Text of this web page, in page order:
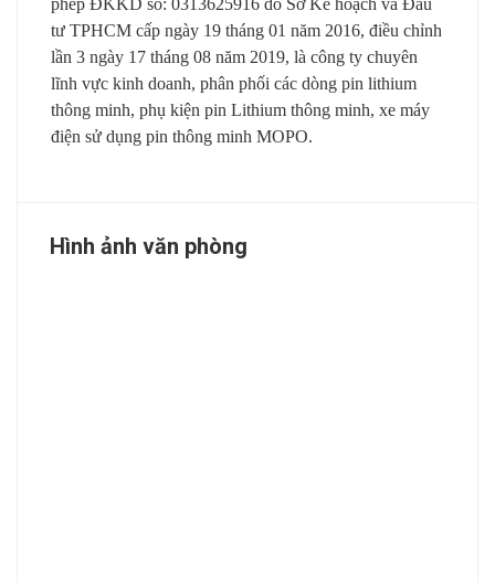
phép ĐKKD số: 0313625916 do Sở Kế hoạch và Đầu
tư TPHCM cấp ngày 19 tháng 01 năm 2016, điều chỉnh
lần 3 ngày 17 tháng 08 năm 2019, là công ty chuyên
lĩnh vực kinh doanh, phân phối các dòng pin lithium
thông minh, phụ kiện pin Lithium thông minh, xe máy
điện sử dụng pin thông minh MOPO.
Hình ảnh văn phòng